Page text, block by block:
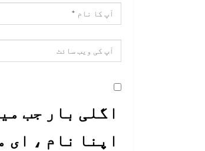
اگلی بار جب
اپنا نام ، ای